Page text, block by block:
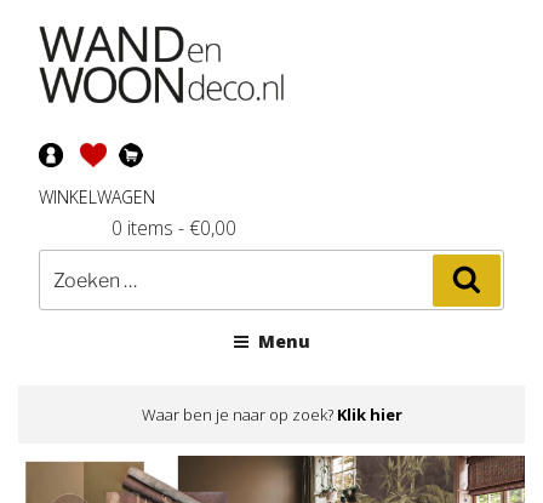
inhoud
WINKELWAGEN
-€0,00
0 items
Zoeken
naar:
Menu
Waar ben je naar op zoek? Klik hier